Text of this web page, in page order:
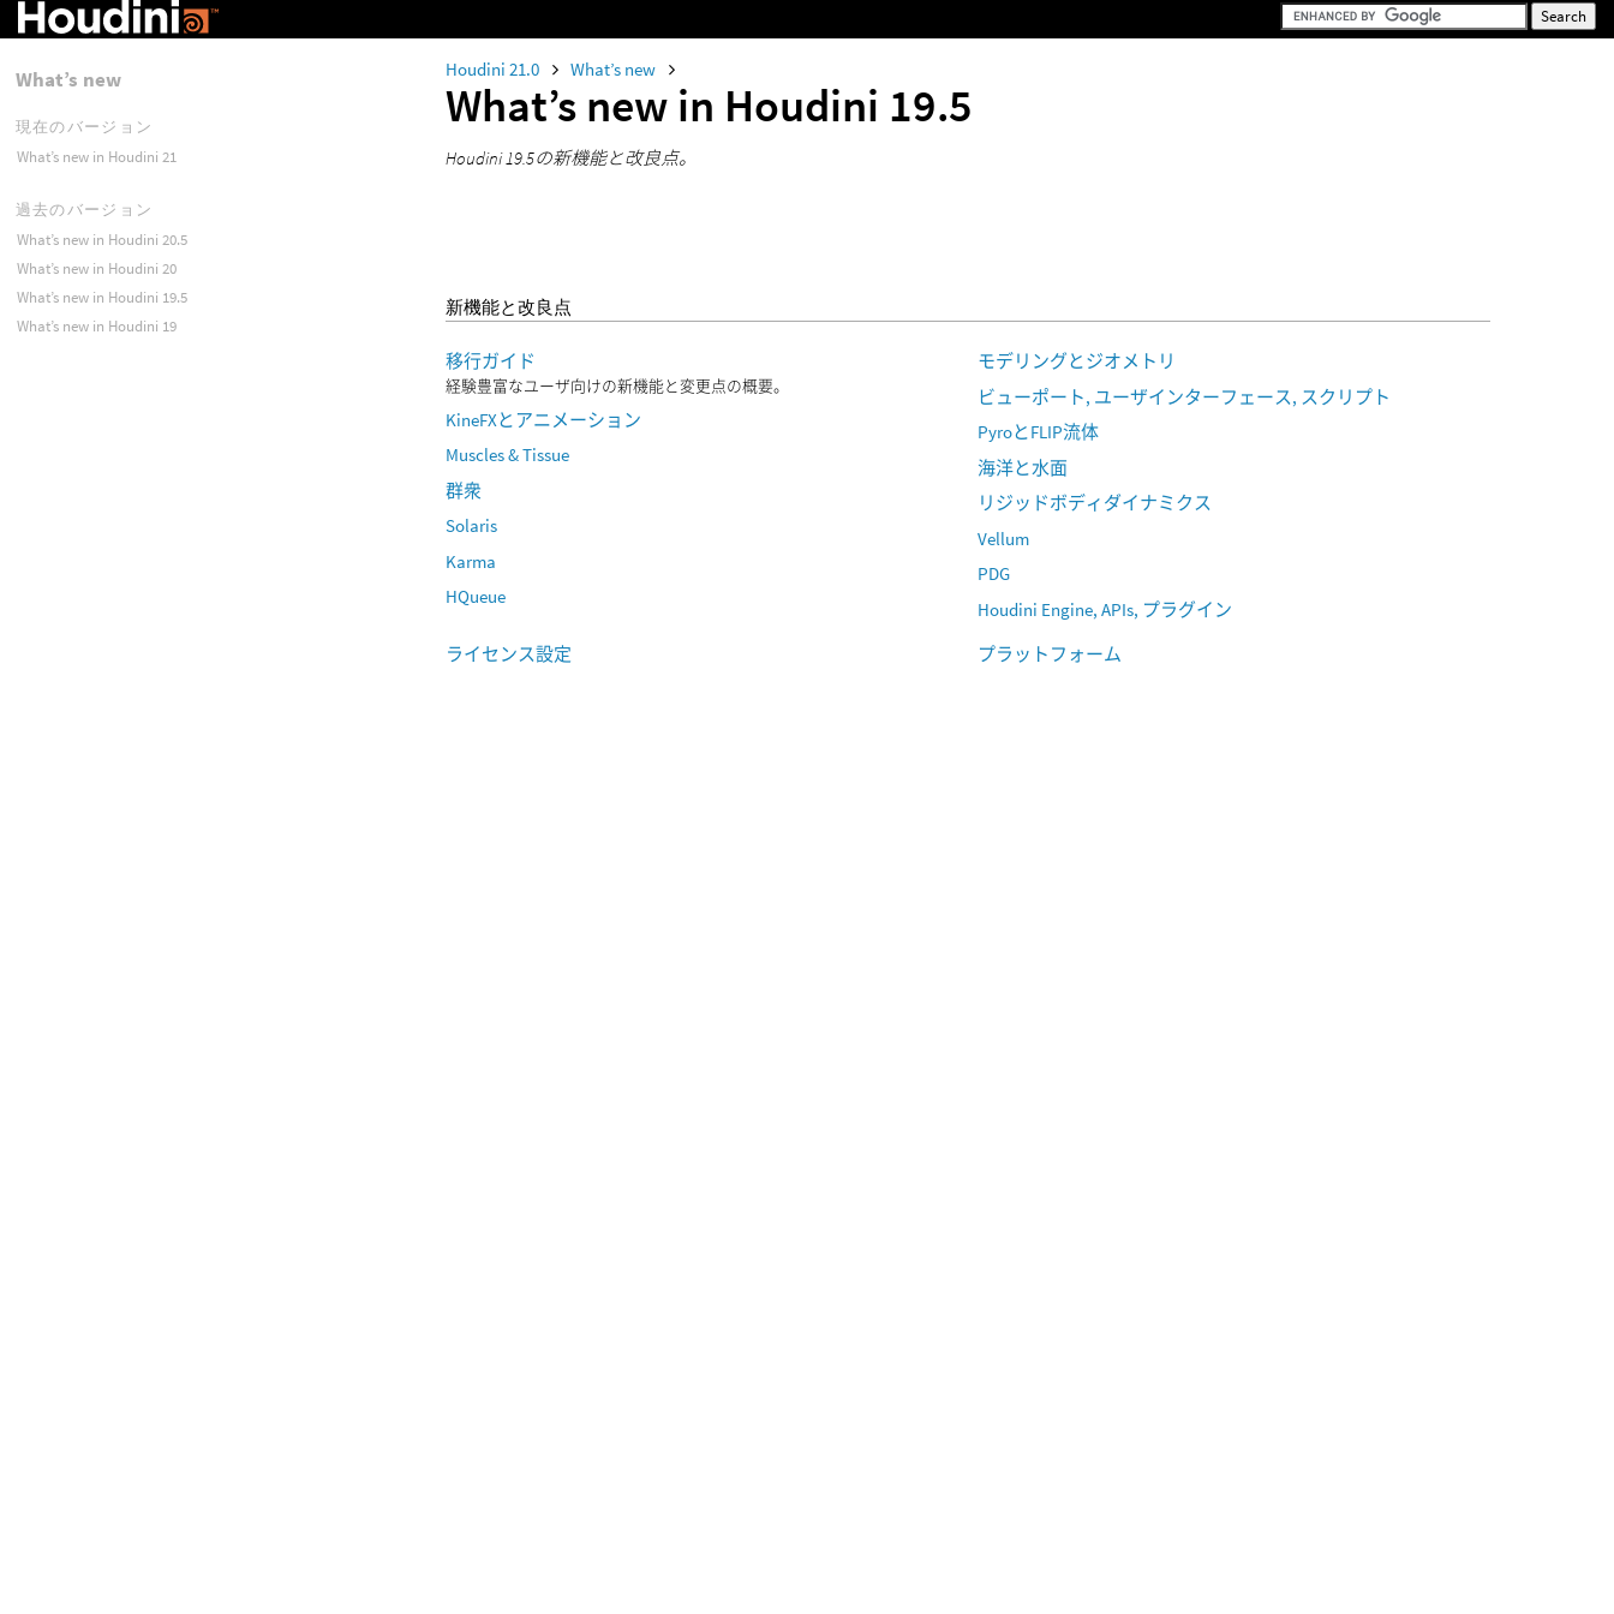
Houdini 21.0 What’s new
What’s new in Houdini 19.5
Houdini 19.5の新機能と改良点。
新機能と改良点
移行ガイド
経験豊富なユーザ向けの新機能と変更点の概要。
KineFXとアニメーション
Muscles & Tissue
群衆
Solaris
Karma
HQueue
モデリングとジオメトリ
ビューポート, ユーザインターフェース, スクリプト
PyroとFLIP流体
海洋と水面
リジッドボディダイナミクス
Vellum
PDG
Houdini Engine, APIs, プラグイン
ライセンス設定
プラットフォーム
What’s new
現在のバージョン
What’s new in Houdini 21
過去のバージョン
What’s new in Houdini 20.5
What’s new in Houdini 20
What’s new in Houdini 19.5
What’s new in Houdini 19